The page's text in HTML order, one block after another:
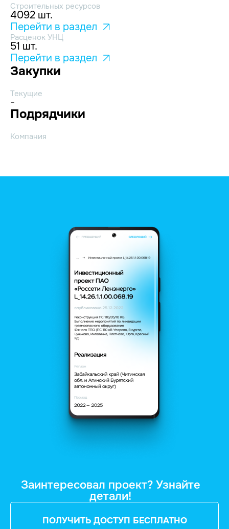
Строительных ресурсов
4092 шт.
Перейти в раздел
Расценок УНЦ
51 шт.
Перейти в раздел
Закупки
Текущие
-
Подрядчики
Компания
Заинтересовал проект? Узнайте
детали!
ПОЛУЧИТЬ ДОСТУП БЕСПЛАТНО